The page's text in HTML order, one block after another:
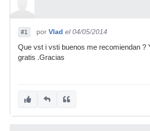
#1 por Vlad el 04/05/2014
Que vst i vsti buenos me recomiendan ?
gratis .Gracias